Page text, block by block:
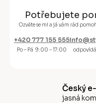
Potřebujete
Ozvěte se mi a já vám rád
+420 777 155 555
Po – Pá 9:00 – 17:00
Český
jasná